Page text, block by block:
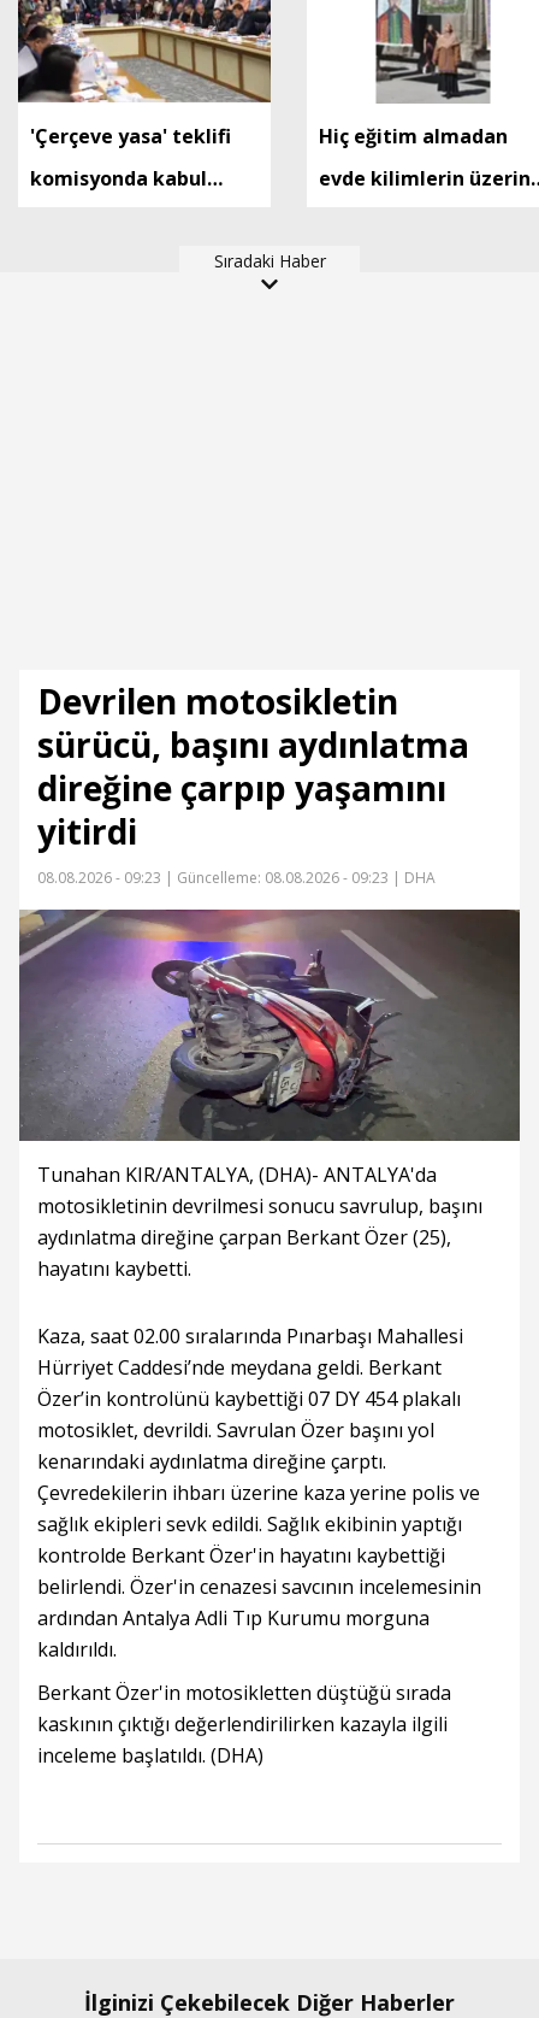
'Çerçeve yasa' teklifi
komisyonda kabul
Hiç eğitim almadan
evde kilimlerin
açtı
Sıradaki Haber
Devrilen motosikletin
sürücü, başını aydınlatma
direğine çarpıp yaşamını
yitirdi
08.08.2026 - 09:23 | Güncelleme: 08.08.2026 - 09:23 | DHA
Tunahan KIR/ANTALYA, (DHA)- ANTALYA'da
motosikletinin devrilmesi sonucu savrulup, başını
aydınlatma direğine çarpan Berkant Özer (25),
hayatını kaybetti.
Kaza, saat 02.00 sıralarında Pınarbaşı Mahallesi
Hürriyet Caddesi’nde meydana geldi. Berkant
Özer’in kontrolünü kaybettiği 07 DY 454 plakalı
motosiklet, devrildi. Savrulan Özer başını yol
kenarındaki aydınlatma direğine çarptı.
Çevredekilerin ihbarı üzerine kaza yerine polis ve
sağlık ekipleri sevk edildi. Sağlık ekibinin yaptığı
kontrolde Berkant Özer'in hayatını kaybettiği
belirlendi. Özer'in cenazesi savcının incelemesinin
ardından Antalya Adli Tıp Kurumu morguna
kaldırıldı.
Berkant Özer'in motosikletten düştüğü sırada
kaskının çıktığı değerlendirilirken kazayla ilgili
inceleme başlatıldı. (DHA)
İlginizi Çekebilecek Diğer Haberler